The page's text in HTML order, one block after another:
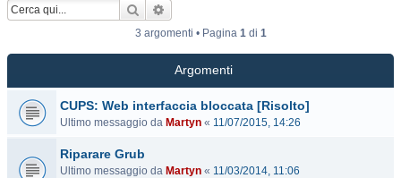
Cerca
3 argomenti • Pagina 1di 1
Argomenti
CUPS: Web interfaccia bloccata [Risolto]
Ultimo messaggio da Martyn « 11/07/2015, 14:26
Riparare Grub
Ultimo messaggio da Martyn « 11/03/2014, 11:06